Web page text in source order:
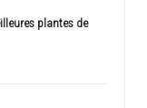
plantes de